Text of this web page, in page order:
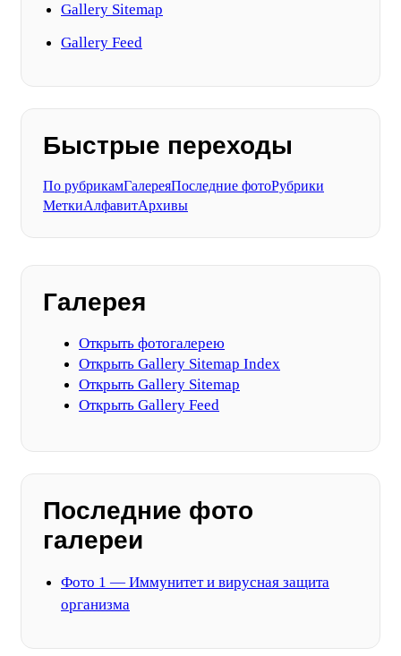
Gallery Sitemap
Gallery Feed
Быстрые переходы
По рубрикамГалереяПоследние фотоРубрики
МеткиАлфавитАрхивы
Галерея
Открыть фотогалерею
Открыть Gallery Sitemap Index
Открыть Gallery Sitemap
Открыть Gallery Feed
Последние фото
галереи
Фото 1 — Иммунитет и вирусная защита
организма